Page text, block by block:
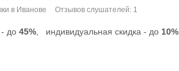
в Иванове
Отзывов слушателей: 1
- до 45% индивидуальная скидка - до 10%